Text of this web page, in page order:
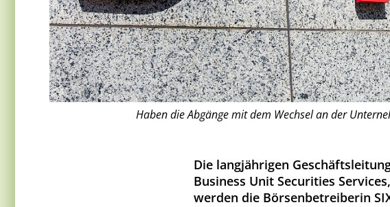
Haben die Abgänge mit dem Wechsel an der
Die langjährigen
Business Unit Securities
werden die Börsenbetreiberin